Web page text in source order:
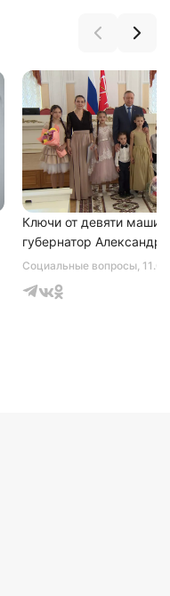
Социальные вопросы,
Ключи от девяти машин
губернатор Александр